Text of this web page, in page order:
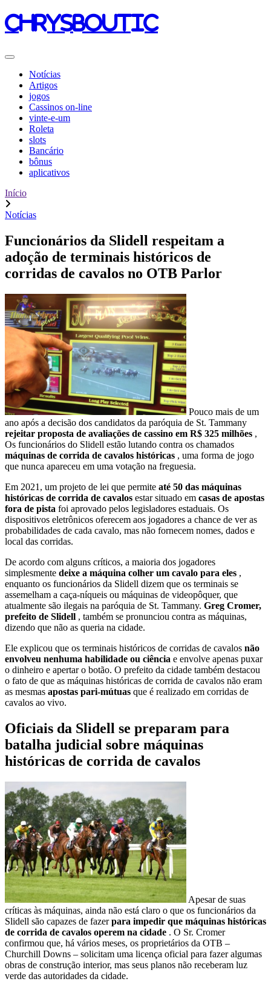
chrysboutic
Notícias
Artigos
jogos
Cassinos on-line
vinte-e-um
Roleta
slots
Bancário
bônus
aplicativos
Início
Notícias
Funcionários da Slidell respeitam a
adoção de terminais históricos de
corridas de cavalos no OTB Parlor
Pouco mais de um
ano após a decisão dos candidatos da paróquia de St. Tammany
rejeitar proposta de avaliações de cassino em R$ 325 milhões ,
Os funcionários do Slidell estão lutando contra os chamados
máquinas de corrida de cavalos históricas , uma forma de jogo
que nunca apareceu em uma votação na freguesia.
Em 2021, um projeto de lei que permite até 50 das máquinas
históricas de corrida de cavalos estar situado em casas de apostas
fora de pista foi aprovado pelos legisladores estaduais. Os
dispositivos eletrônicos oferecem aos jogadores a chance de ver as
probabilidades de cada cavalo, mas não fornecem nomes, dados e
local das corridas.
De acordo com alguns críticos, a maioria dos jogadores
simplesmente deixe a máquina colher um cavalo para eles ,
enquanto os funcionários da Slidell dizem que os terminais se
assemelham a caça-níqueis ou máquinas de videopôquer, que
atualmente são ilegais na paróquia de St. Tammany. Greg Cromer,
prefeito de Slidell , também se pronunciou contra as máquinas,
dizendo que não as queria na cidade.
Ele explicou que os terminais históricos de corridas de cavalos não
envolveu nenhuma habilidade ou ciência e envolve apenas puxar
o dinheiro e apertar o botão. O prefeito da cidade também destacou
o fato de que as máquinas históricas de corrida de cavalos não eram
as mesmas apostas pari-mútuas que é realizado em corridas de
cavalos ao vivo.
Oficiais da Slidell se preparam para
batalha judicial sobre máquinas
históricas de corrida de cavalos
Apesar de suas
críticas às máquinas, ainda não está claro o que os funcionários da
Slidell são capazes de fazerpara impedir que máquinas históricas
de corrida de cavalos operem na cidade . O Sr. Cromer
confirmou que, há vários meses, os proprietários da OTB –
Churchill Downs – solicitam uma licença oficial para fazer algumas
obras de construção interior, mas seus planos não receberam luz
verde das autoridades da cidade.